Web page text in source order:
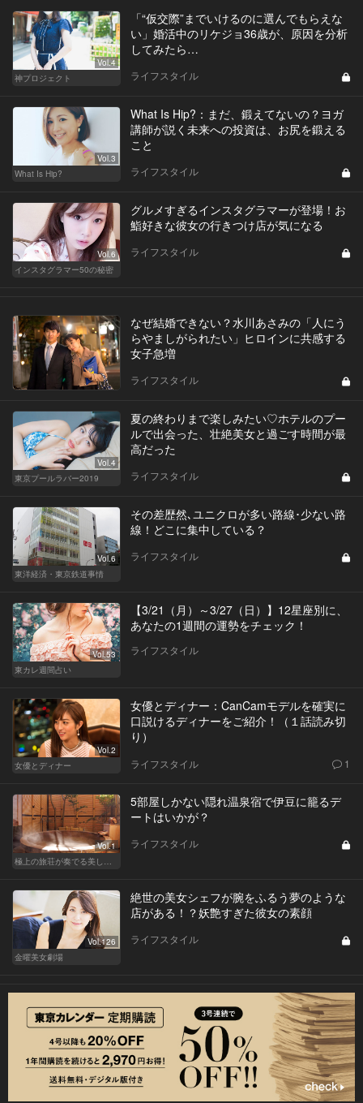
Vol.4
神プロジェクト
「“仮交際”までいけるのに選んでもらえな
い」婚活中のリケジョ36歳が、原因を分析
してみたら…
ライフスタイル
Vol.3
What Is Hip?
What Is Hip?：まだ、鍛えてないの？ヨガ
講師が説く未来への投資は、お尻を鍛える
こと
ライフスタイル
Vol.6
インスタグラマー50の秘密
グルメすぎるインスタグラマーが登場！お
鮨好きな彼女の行きつけ店が気になる
ライフスタイル
なぜ結婚できない？水川あさみの「人にう
らやましがられたい」ヒロインに共感する
女子急増
ライフスタイル
Vol.4
東京プールラバー2019
夏の終わりまで楽しみたい♡ホテルのプー
ルで出会った、壮絶美女と過ごす時間が最
高だった
ライフスタイル
Vol.6
東洋経済・東京鉄道事情
その差歴然､ユニクロが多い路線･少ない路
線！どこに集中している？
ライフスタイル
Vol.53
東カレ週間占い
【3/21（月）～3/27（日）】12星座別に、
あなたの1週間の運勢をチェック！
ライフスタイル
Vol.2
女優とディナー
女優とディナー：CanCamモデルを確実に
口説けるディナーをご紹介！（１話読み切
り）
ライフスタイル 1
Vol.1
極上の旅荘が奏でる美しき寛ぎ
5部屋しかない隠れ温泉宿で伊豆に籠るデ
ートはいかが？
ライフスタイル
Vol.126
金曜美女劇場
絶世の美女シェフが腕をふるう夢のような
店がある！？妖艶すぎた彼女の素顔
ライフスタイル